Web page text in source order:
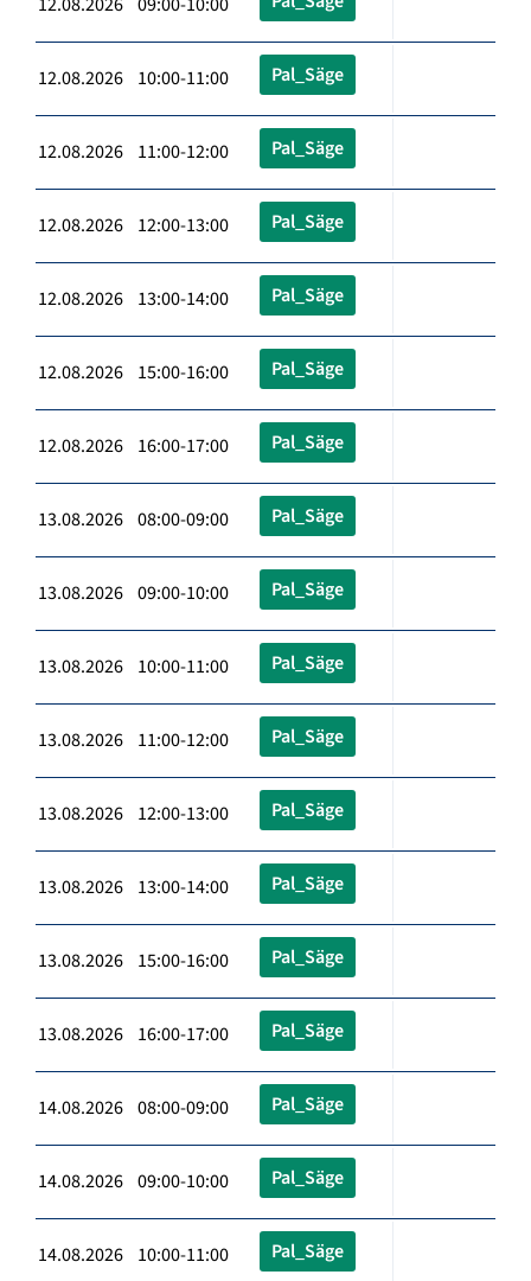
12.08.2026 10:00-11:00 Pal_Säge
12.08.2026 11:00-12:00 Pal_Säge
12.08.2026 12:00-13:00 Pal_Säge
12.08.2026 13:00-14:00 Pal_Säge
12.08.2026 15:00-16:00 Pal_Säge
12.08.2026 16:00-17:00 Pal_Säge
13.08.2026 08:00-09:00 Pal_Säge
13.08.2026 09:00-10:00 Pal_Säge
13.08.2026 10:00-11:00 Pal_Säge
13.08.2026 11:00-12:00 Pal_Säge
13.08.2026 12:00-13:00 Pal_Säge
13.08.2026 13:00-14:00 Pal_Säge
13.08.2026 15:00-16:00 Pal_Säge
13.08.2026 16:00-17:00 Pal_Säge
14.08.2026 08:00-09:00 Pal_Säge
14.08.2026 09:00-10:00 Pal_Säge
14.08.2026 10:00-11:00 Pal_Säge